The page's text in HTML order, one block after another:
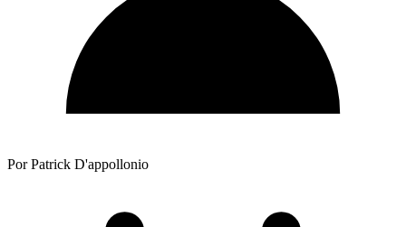
Por Patrick D'appollonio